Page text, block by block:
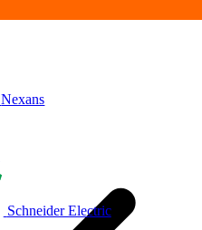
Nexans
Schneider Electric